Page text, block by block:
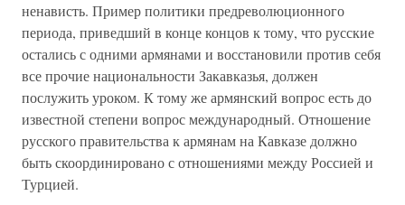
ненависть. Пример политики предреволюционного
периода, приведший в конце концов к тому, что русские
остались с одними армянами и восстановили против себя
все прочие национальности Закавказья, должен
послужить уроком. К тому же армянский вопрос есть до
известной степени вопрос международный. Отношение
русского правительства к армянам на Кавказе должно
быть скоординировано с отношениями между Россией и
Турцией.